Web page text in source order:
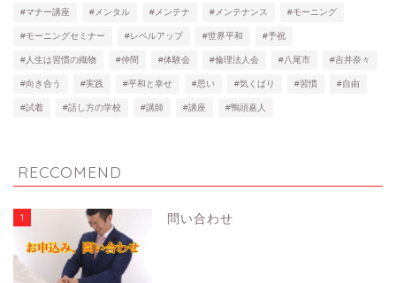
#マナー講座 #メンタル #メンテナ #メンテナンス #モーニング
#モーニングセミナー #レベルアップ #世界平和 #予祝
#人生は習慣の織物 #仲間 #体験会 #倫理法人会 #八尾市 #吉井奈々
#向き合う #実践 #平和と幸せ #思い #気くばり #習慣 #自由
#試着 #話し方の学校 #講師 #講座 #鴨頭嘉人
RECCOMEND
1 問い合わせ